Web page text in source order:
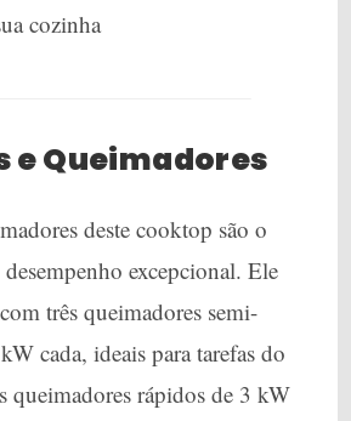
cozinha
e Queimadores
deste cooktop são o
excepcional. Ele
três queimadores semi-
cada, ideais para tarefas do
queimadores rápidos de 3 kW